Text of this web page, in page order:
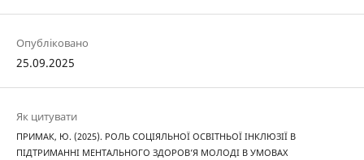
Опубліковано
25.09.2025
Як цитувати
ПРИМАК, Ю. (2025). РОЛЬ СОЦІЯЛЬНОЇ ОСВІТНЬОЇ ІНКЛЮЗІЇ В
ПІДТРИМАННІ МЕНТАЛЬНОГО ЗДОРОВ’Я МОЛОДІ В УМОВАХ